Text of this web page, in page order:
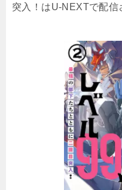
突入！はU-NEXTで配信